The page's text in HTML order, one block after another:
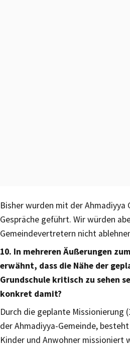
Bisher wurden mit der Ahmadiyya
Gespräche geführt. Wir würden
Gemeindevertretern nicht
10. In mehreren Äußerungen
erwähnt, dass die Nähe der
Grundschule kritisch zu sehen
konkret damit?
Durch die geplante Missionierung
der Ahmadiyya-Gemeinde,
Kinder und Anwohner missioniert